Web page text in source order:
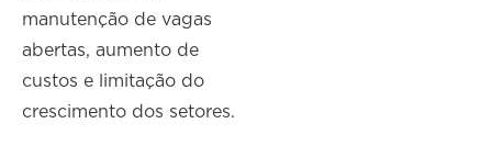
manutenção de vagas
abertas, aumento de
custos e limitação do
crescimento dos setores.